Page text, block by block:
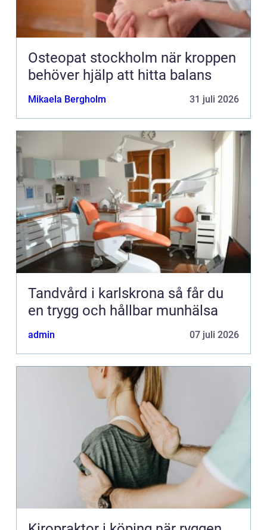
Osteopat stockholm när kroppen
behöver hjälp att hitta balans
Mikaela Bergholm 31 juli 2026
Tandvård i karlskrona så får du
en trygg och hållbar munhälsa
admin 07 juli 2026